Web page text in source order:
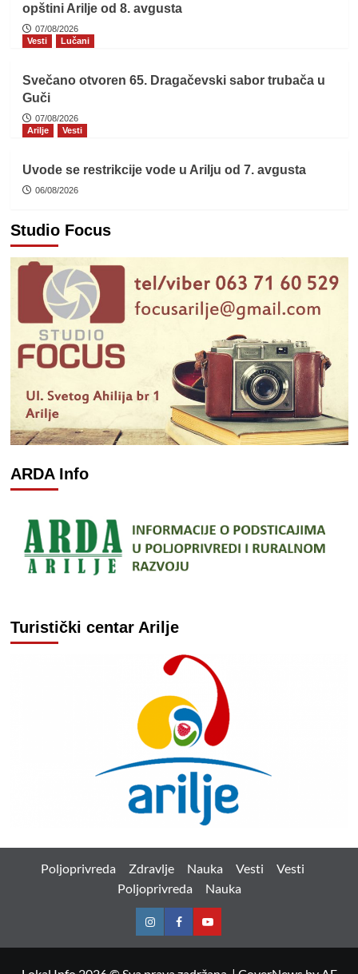
opštini Arilje od 8. avgusta
07/08/2026
Vesti
Lučani
Svečano otvoren 65. Dragačevski sabor trubača u
Guči
07/08/2026
Arilje
Vesti
Uvode se restrikcije vode u Arilju od 7. avgusta
06/08/2026
Studio Focus
ARDA Info
Turistički centar Arilje
Poljoprivreda Zdravlje Nauka Vesti
Vesti
Poljoprivreda
Nauka
InstagramFacebookYoutube